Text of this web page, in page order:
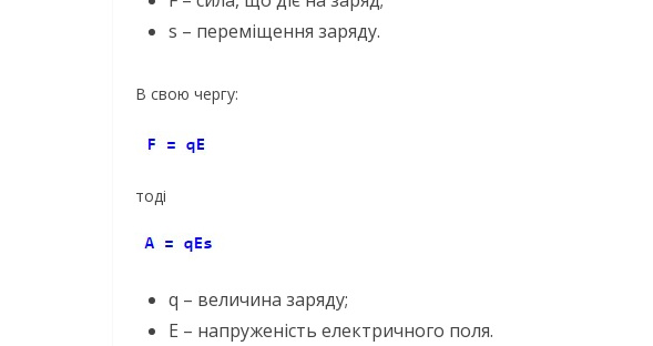
s – переміщення заряду.
В свою чергу:
тоді
q – величина заряду;
E – напруженість електричного поля.